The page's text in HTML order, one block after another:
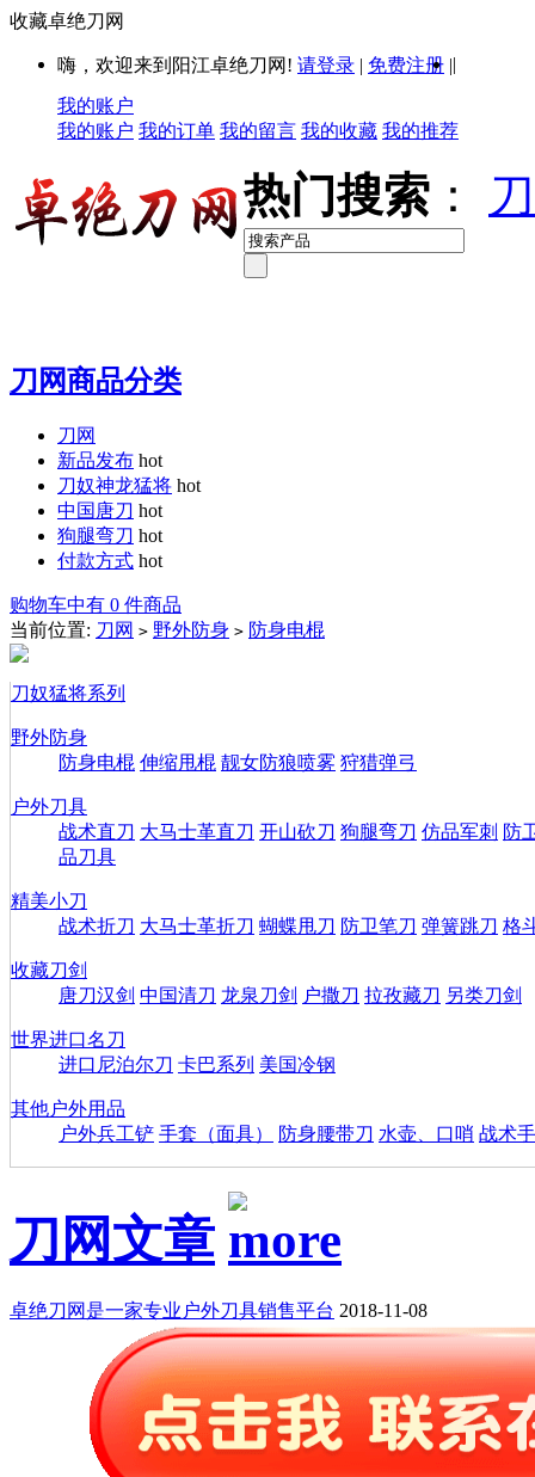
收藏卓绝刀网
嗨，欢迎来到阳江卓绝刀网! 请登录 | 免费注册 ||
我的账户
我的账户 我的订单 我的留言 我的收藏 我的推荐
热门搜索 ：
刀网商品分类
刀网
新品发布 hot
刀奴神龙猛将 hot
中国唐刀 hot
狗腿弯刀 hot
付款方式 hot
购物车中有 0 件商品
当前位置: 刀网 > 野外防身 > 防身电棍
刀奴猛将系列
野外防身
防身电棍 伸缩甩棍 靓女防狼喷雾 狩猎弹弓
户外刀具
战术直刀 大马士革直刀 开山砍刀 狗腿弯刀 仿品军刺 防
品刀具
精美小刀
战术折刀 大马士革折刀 蝴蝶甩刀 防卫笔刀 弹簧跳刀 格
收藏刀剑
唐刀汉剑 中国清刀 龙泉刀剑 户撒刀 拉孜藏刀 另类刀剑
世界进口名刀
进口尼泊尔刀 卡巴系列 美国冷钢
其他户外用品
户外兵工铲 手套（面具） 防身腰带刀 水壶、口哨 战术
刀网文章
卓绝刀网是一家专业户外刀具销售平台 2018-11-08